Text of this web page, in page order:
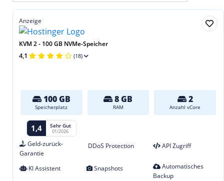
Anzeige
KVM 2 - 100 GB NVMe-Speicher
4,1 (18)
100 GB
Speicherplatz
8 GB
RAM
2
Anzahl vCore
1,4 Sehr Gut
01/2026
Geld-zurück-
Garantie
DDoS Protection API Zugriff
KI Assistent Snapshots
Automatisches
Backup